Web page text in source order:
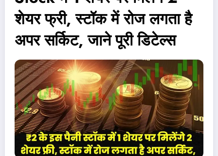
शेयर फ्री, स्टॉक में रोज लगता है
अपर सर्किट, जाने पूरी डिटेल्स